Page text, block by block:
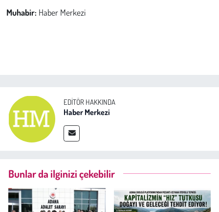
Muhabir: Haber Merkezi
EDITÖR HAKKINDA
Haber Merkezi
Bunlar da ilginizi çekebilir